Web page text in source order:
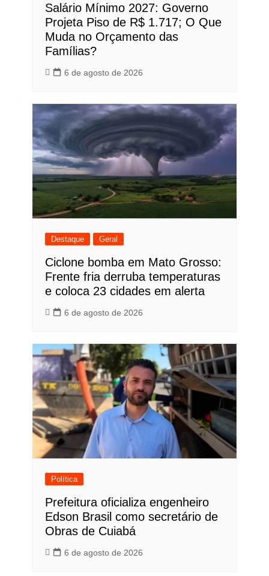
Salário Mínimo 2027: Governo
Projeta Piso de R$ 1.717; O Que
Muda no Orçamento das
Famílias?
6 de agosto de 2026
Destaque Geral
Ciclone bomba em Mato Grosso:
Frente fria derruba temperaturas
e coloca 23 cidades em alerta
6 de agosto de 2026
Política
Prefeitura oficializa engenheiro
Edson Brasil como secretário de
Obras de Cuiabá
6 de agosto de 2026